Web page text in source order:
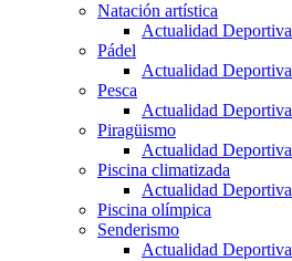
Natación artística
Actualidad Deportiva
Pádel
Actualidad Deportiva
Pesca
Actualidad Deportiva
Piragüismo
Actualidad Deportiva
Piscina climatizada
Actualidad Deportiva
Piscina olímpica
Senderismo
Actualidad Deportiva